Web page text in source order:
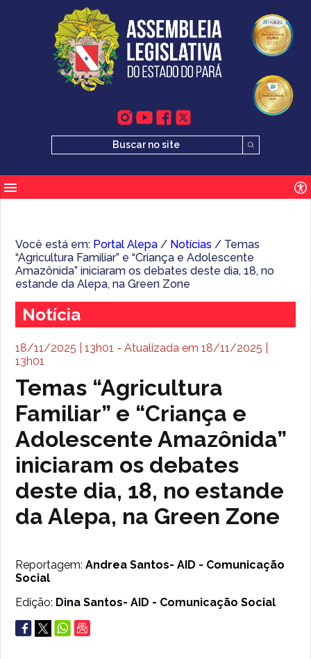
Você está em: Portal Alepa / Notícias / Temas
“Agricultura Familiar” e “Criança e Adolescente
Amazônida” iniciaram os debates deste dia, 18, no
estande da Alepa, na Green Zone
Notícia
18/11/2025 | 13h01 - Atualizada em 18/11/2025 |
13h01
Temas “Agricultura
Familiar” e “Criança e
Adolescente Amazônida”
iniciaram os debates
deste dia, 18, no estande
da Alepa, na Green Zone
Reportagem:Andrea Santos- AID - Comunicação
Social
Edição: Dina Santos- AID - Comunicação Social